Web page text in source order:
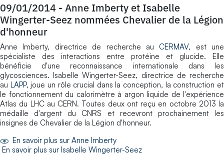
09/01/2014 - Anne Imberty et Isabelle
Wingerter-Seez nommées Chevalier de la Légion
d'honneur
Anne Imberty, directrice de recherche au CERMAV, est une
spécialiste des interactions entre protéine et glucide. Elle
bénéficie d'une reconnaissance internationale dans les
glycosciences. Isabelle Wingerter-Seez, directrice de recherche
au LAPP, joue un rôle crucial dans la conception, la construction et
le fonctionnement du calorimètre à argon liquide de l'expérience
Atlas du LHC au CERN. Toutes deux ont reçu en octobre 2013 la
médaille d'argent du CNRS et recevront prochainement les
insignes de Chevalier de la Légion d'honneur.
En savoir plus sur Anne Imberty
En savoir plus sur Isabelle Wingerter-Seez